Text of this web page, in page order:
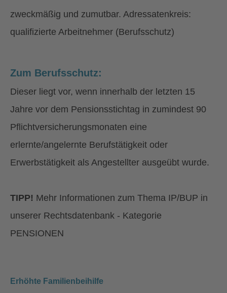
zweckmäßig und zumutbar. Adressatenkreis:
qualifizierte Arbeitnehmer (Berufsschutz)
Zum Berufsschutz:
Dieser liegt vor, wenn innerhalb der letzten 15
Jahre vor dem Pensionsstichtag in zumindest 90
Pflichtversicherungsmonaten eine
erlernte/angelernte Berufstätigkeit oder
Erwerbstätigkeit als Angestellter ausgeübt wurde.
TIPP! Mehr Informationen zum Thema IP/BUP in
unserer Rechtsdatenbank - Kategorie
PENSIONEN
Erhöhte Familienbeihilfe